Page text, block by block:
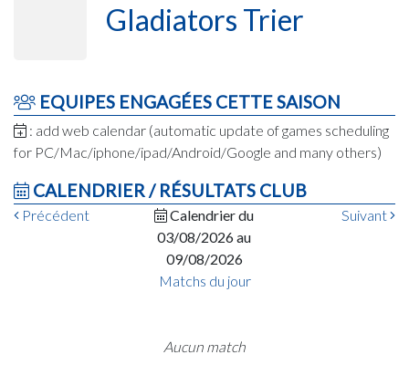
Gladiators Trier
EQUIPES ENGAGÉES CETTE SAISON
: add web calendar (automatic update of games scheduling
for PC/Mac/iphone/ipad/Android/Google and many others)
CALENDRIER / RÉSULTATS CLUB
Précédent
Calendrier du
03/08/2026 au
09/08/2026
Suivant
Matchs du jour
Aucun match